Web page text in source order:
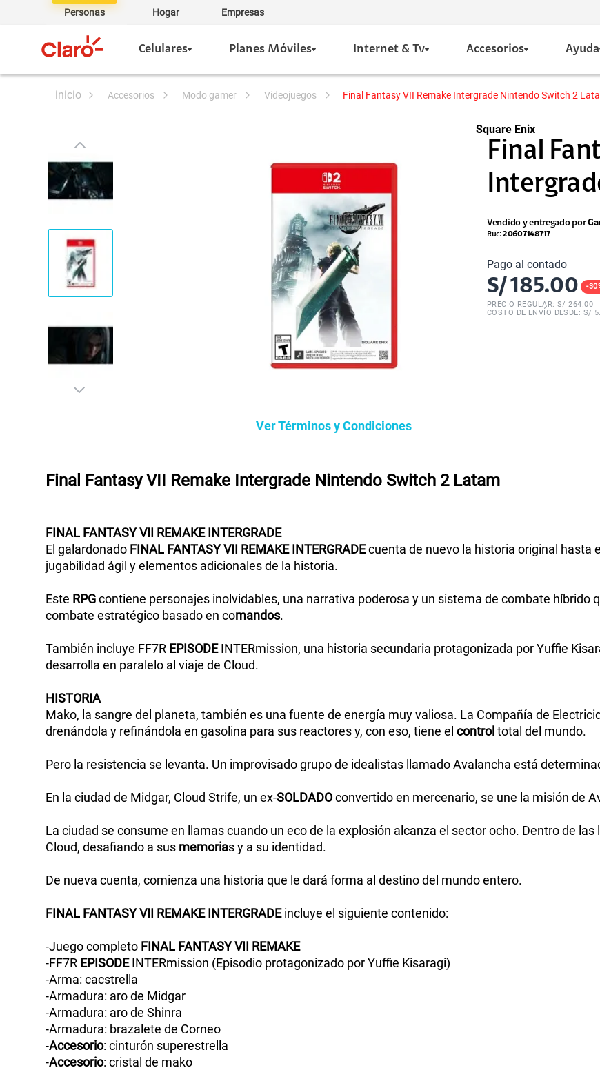
Personas Hogar Empresas
Celulares Planes Móviles Internet & Tv Accesorios Ayuda
accesorios modo gamer videojuegos Final Fantasy VII Remake Intergrade Nintendo Switch 2
Ver Términos y Condiciones
Square Enix
Final
Vendido y entregado por
Ruc:20607148717
Pago al contado
S/185.00 -30
PRECIO REGULAR: S/264.00
COSTO DE ENVÍO DESDE: S/
Final Fantasy VII Remake Intergrade Nintendo Switch 2 Latam
FINAL FANTASYVII REMAKE INTERGRADE
El galardonado FINAL FANTASYVII REMAKE INTERGRADEcuenta de nuevo la historia original hasta
jugabilidad ágil y elementos adicionales de la historia.
Este RPGcontiene personajes inolvidables, una narrativa poderosa y un sistema de combate híbrido
combate estratégico basado en comandos.
También incluye FF7R EPISODEINTERmission, una historia secundaria protagonizada por Yuffie
desarrolla en paralelo al viaje de Cloud.
HISTORIA
Mako, la sangre del planeta, también es una fuente de energía muy valiosa. La Compañía de
drenándola y refinándola en gasolina para sus reactores y, con eso, tiene el controltotal del mundo.
Pero la resistencia se levanta. Un improvisado grupo de idealistas llamado Avalancha está
En la ciudad de Midgar, Cloud Strife, un ex-SOLDADOconvertido en mercenario, se une la misión de
La ciudad se consume en llamas cuando un eco de la explosión alcanza el sector ocho. Dentro de
Cloud, desafiando a sus memorias y a su identidad.
De nueva cuenta, comienza una historia que le dará forma al destino del mundo entero.
FINAL FANTASYVII REMAKE INTERGRADEincluye el siguiente contenido:
-Juego completo FINAL FANTASYVII REMAKE
-FF7R EPISODEINTERmission (Episodio protagonizado por Yuffie Kisaragi)
-Arma: cacstrella
-Armadura: aro de Midgar
-Armadura: aro de Shinra
-Armadura: brazalete de Corneo
-Accesorio: cinturón superestrella
-Accesorio: cristal de mako